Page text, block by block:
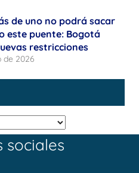
de uno no podrá sacar
este puente: Bogotá
restricciones
de 2026
sociales